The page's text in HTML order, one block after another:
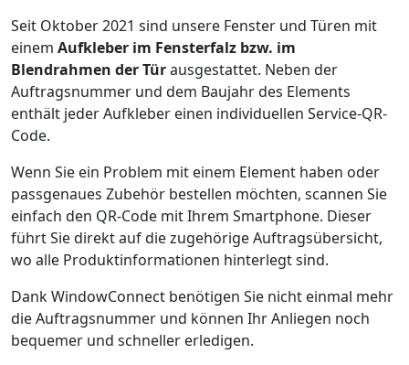
Seit Oktober 2021 sind unsere Fenster und Türen mit
einem Aufkleber im Fensterfalz bzw. im
Blendrahmen der Türausgestattet. Neben der
Auftragsnummer und dem Baujahr des Elements
enthält jeder Aufkleber einen individuellen Service-QR-
Code.
Wenn Sie ein Problem mit einem Element haben oder
passgenaues Zubehör bestellen möchten, scannen Sie
einfach den QR-Code mit Ihrem Smartphone. Dieser
führt Sie direkt auf die zugehörige Auftragsübersicht,
wo alle Produktinformationen hinterlegt sind.
Dank WindowConnect benötigen Sie nicht einmal mehr
die Auftragsnummer und können Ihr Anliegen noch
bequemer und schneller erledigen.